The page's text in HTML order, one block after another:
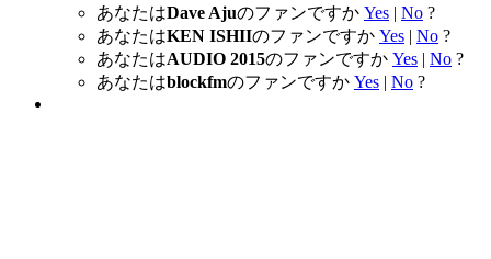
あなたはDave Ajuのファンですか Yes | No ?
あなたはKEN ISHIIのファンですか Yes | No ?
あなたはAUDIO 2015のファンですか Yes | No ?
あなたはblockfmのファンですか Yes | No ?